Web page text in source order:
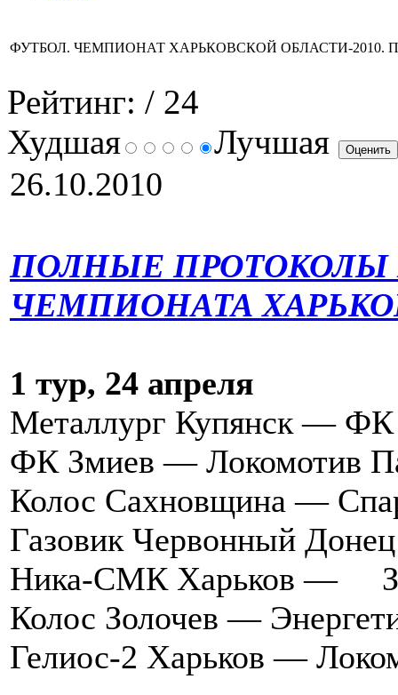
ФУТБОЛ. ЧЕМПИОНАТ ХАРЬКОВСКОЙ ОБЛАСТИ-
Рейтинг: / 24
Худшая
Лучшая
26.10.2010
ПОЛНЫЕ ПРОТОКОЛЫ
ЧЕМПИОНАТА
1 тур, 24 апреля
Металлург Купянск —
ФК Змиев — Локомотив
Колос Сахновщина —
Газовик Червонный
Ника-СМК Харьков —
Колос Золочев —
Гелиос-2 Харьков —